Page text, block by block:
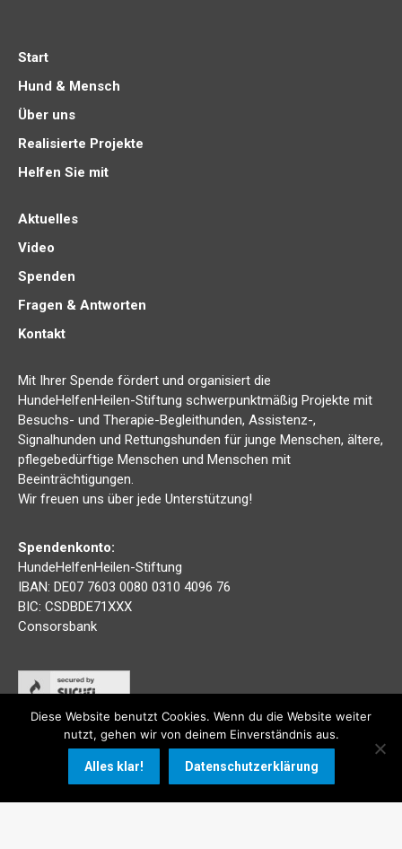
Start
Hund & Mensch
Über uns
Realisierte Projekte
Helfen Sie mit
Aktuelles
Video
Spenden
Fragen & Antworten
Kontakt
Mit Ihrer Spende fördert und organisiert die
HundeHelfenHeilen-Stiftung schwerpunktmäßig Projekte mit
Besuchs- und Therapie-Begleithunden, Assistenz-,
Signalhunden und Rettungshunden für junge Menschen, ältere,
pflegebedürftige Menschen und Menschen mit
Beeinträchtigungen.
Wir freuen uns über jede Unterstützung!
Spendenkonto:
HundeHelfenHeilen-Stiftung
IBAN: DE07 7603 0080 0310 4096 76
BIC: CSDBDE71XXX
Consorsbank
Diese Website benutzt Cookies. Wenn du die Website weiter
nutzt, gehen wir von deinem Einverständnis aus.
Alles klar! Datenschutzerklärung